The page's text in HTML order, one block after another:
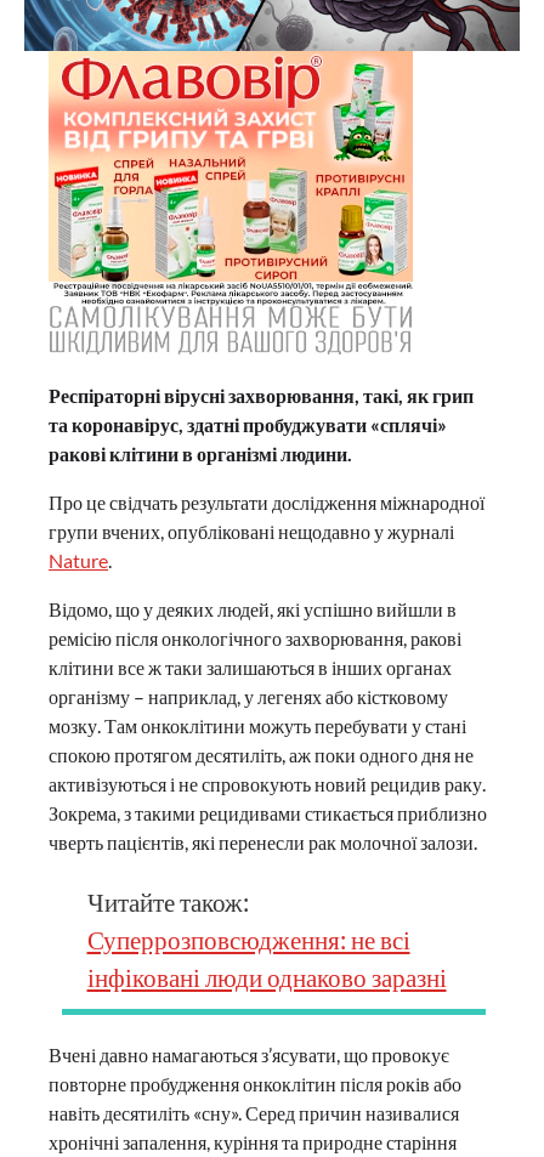
Респіраторні вірусні захворювання, такі, як грип
та коронавірус, здатні пробуджувати «сплячі»
ракові клітини в організмі людини.
Про це свідчать результати дослідження міжнародної
групи вчених, опубліковані нещодавно у журналі
Nature.
Відомо, що у деяких людей, які успішно вийшли в
ремісію після онкологічного захворювання, ракові
клітини все ж таки залишаються в інших органах
організму – наприклад, у легенях або кістковому
мозку. Там онкоклітини можуть перебувати у стані
спокою протягом десятиліть, аж поки одного дня не
активізуються і не спровокують новий рецидив раку.
Зокрема, з такими рецидивами стикається приблизно
чверть пацієнтів, які перенесли рак молочної залози.
Читайте також:
Суперрозповсюдження: не всі
інфіковані люди однаково заразні
Вчені давно намагаються з’ясувати, що провокує
повторне пробудження онкоклітин після років або
навіть десятиліть «сну». Серед причин називалися
хронічні запалення, куріння та природне старіння